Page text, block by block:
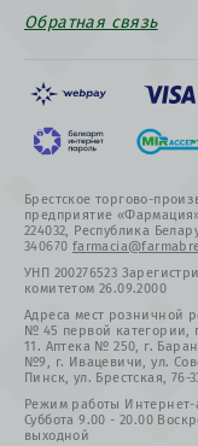
Обратная связь
Брестское торгово-
предприятие
224032, Республика
340670
УНП 200276523
комитетом 26.09.2000
Адреса мест розничной
№ 45 первой категории,
11. Аптека № 250, г.
№9, г. Ивацевичи, ул.
Пинск, ул. Брестская, 76-
Режим работы Интернет-
Суббота 9.00 - 20.00
выходной